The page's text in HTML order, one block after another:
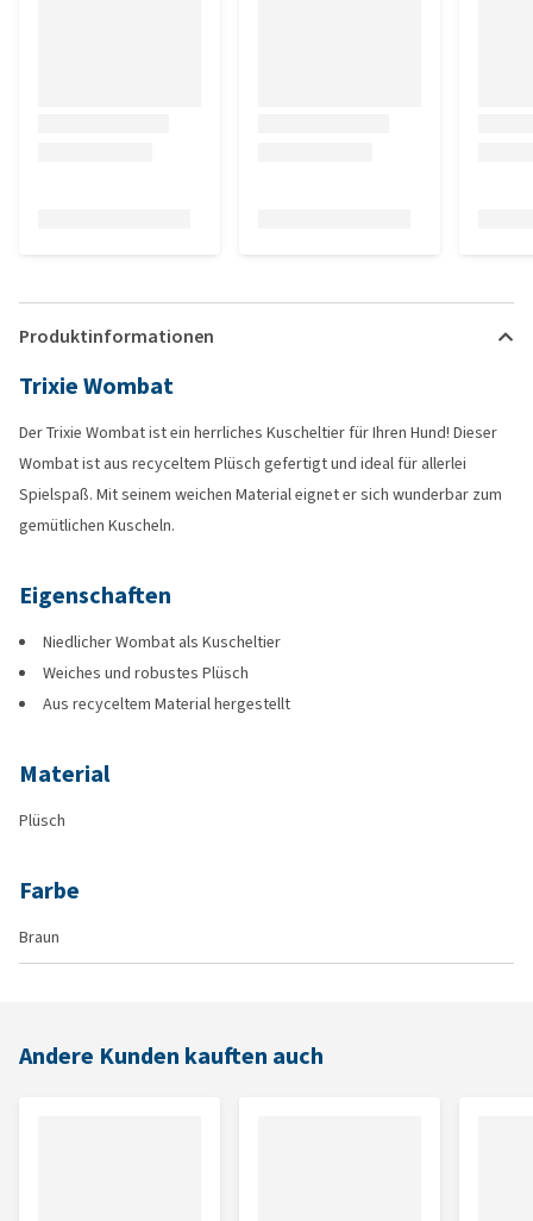
Produktinformationen
Trixie Wombat
Der Trixie Wombat ist ein herrliches Kuscheltier für Ihren Hund! Dieser
Wombat ist aus recyceltem Plüsch gefertigt und ideal für allerlei
Spielspaß. Mit seinem weichen Material eignet er sich wunderbar zum
gemütlichen Kuscheln.
Eigenschaften
Niedlicher Wombat als Kuscheltier
Weiches und robustes Plüsch
Aus recyceltem Material hergestellt
Material
Plüsch
Farbe
Braun
Andere Kunden kauften auch